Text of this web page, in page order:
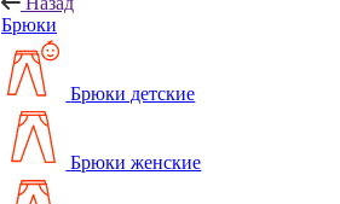
Брюки
Брюки детские
Брюки женские